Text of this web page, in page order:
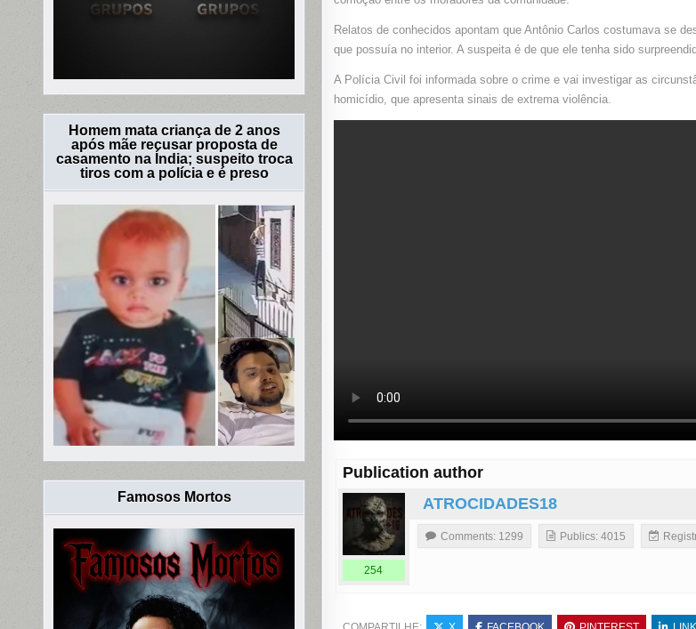
Relatos de conhecidos apontam que Antônio Carlos costumava se
que possuía no interior. A suspeita é de que ele tenha sido
A Polícia Civil foi informada sobre o crime e vai investigar as
homicídio, que apresenta sinais de extrema violência.
Publication author
ATROCIDADES18
254
Comments: 1299 Publics: 4015
Homem mata criança de 2 anos
após mãe recusar proposta de
casamento na Índia; suspeito troca
tiros com a polícia e é preso
Famosos Mortos